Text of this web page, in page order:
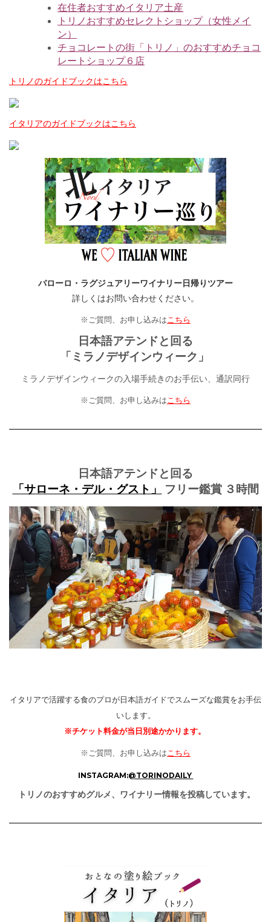
在住者おすすめイタリア土産
トリノおすすめセレクトショップ（女性メイ
ン）
チョコレートの街「トリノ」のおすすめチョコ
レートショップ６店
トリノのガイドブックはこちら
イタリアのガイドブックはこちら
バローロ・ラグジュアリーワイナリー日帰りツアー
詳しくはお問い合わせください。
※ご質問、お申し込みは こちら
日本語アテンドと回る
「ミラノデザインウィーク」
ミラノデザインウィークの入場手続きのお手伝い、通訳同行
※ご質問、お申し込みは こちら
日本語アテンドと回る
「サローネ・デル・グスト」
フリー鑑賞 ３時間
イタリアで活躍する食のプロが日本語ガイドでスムーズな鑑賞をお手伝
いします。
※チケット料金が当日別途かかります。
※ご質問、お申し込みは こちら
INSTAGRAM:@TORINODAILY
トリノのおすすめグルメ、ワイナリー情報を投稿しています。